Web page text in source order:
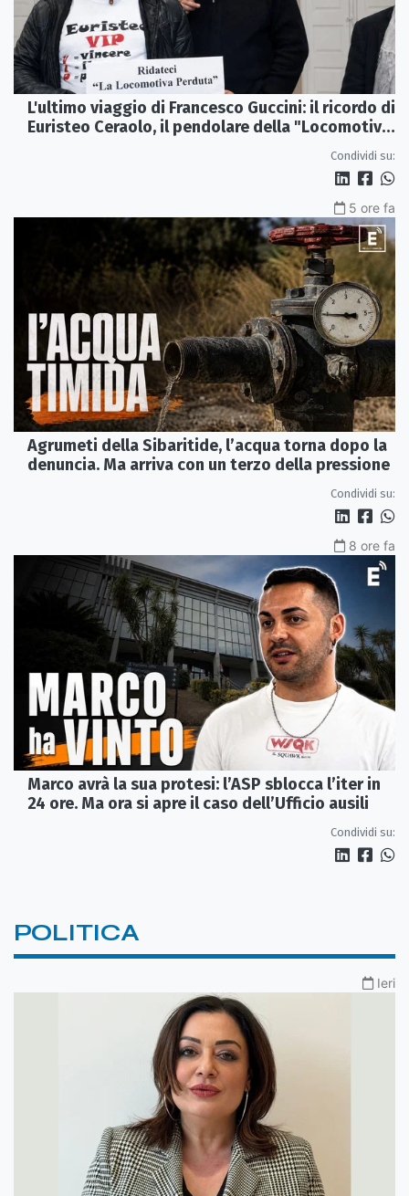
L'ultimo viaggio di Francesco Guccini: il ricordo di
Euristeo Ceraolo, il pendolare della "Locomotiva
Condividi su:
5 ore fa
Agrumeti della Sibaritide, l’acqua torna dopo la
denuncia. Ma arriva con un terzo della pressione
Condividi su:
8 ore fa
Marco avrà la sua protesi: l’ASP sblocca l’iter in
24 ore. Ma ora si apre il caso dell’Ufficio ausili
Condividi su:
POLITICA
Ieri